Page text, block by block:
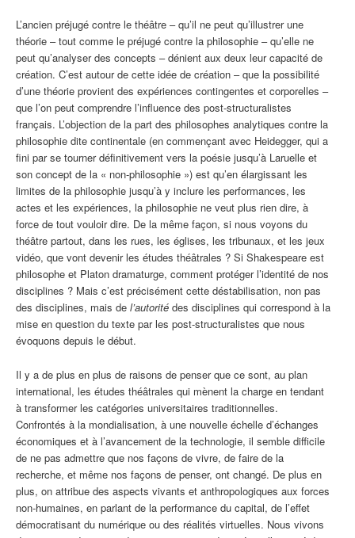
L’ancien préjugé contre le théâtre – qu’il ne peut qu’illustrer une
théorie – tout comme le préjugé contre la philosophie – qu’elle ne
peut qu’analyser des concepts – dénient aux deux leur capacité de
création. C’est autour de cette idée de création – que la possibilité
d’une théorie provient des expériences contingentes et corporelles –
que l’on peut comprendre l’influence des post-structuralistes
français. L’objection de la part des philosophes analytiques contre la
philosophie dite continentale (en commençant avec Heidegger, qui a
fini par se tourner définitivement vers la poésie jusqu’à Laruelle et
son concept de la « non-philosophie ») est qu’en élargissant les
limites de la philosophie jusqu’à y inclure les performances, les
actes et les expériences, la philosophie ne veut plus rien dire, à
force de tout vouloir dire. De la même façon, si nous voyons du
théâtre partout, dans les rues, les églises, les tribunaux, et les jeux
vidéo, que vont devenir les études théâtrales ? Si Shakespeare est
philosophe et Platon dramaturge, comment protéger l’identité de nos
disciplines ? Mais c’est précisément cette déstabilisation, non pas
des disciplines, mais de l’autorité des disciplines qui correspond à la
mise en question du texte par les post-structuralistes que nous
évoquons depuis le début.
Il y a de plus en plus de raisons de penser que ce sont, au plan
international, les études théâtrales qui mènent la charge en tendant
à transformer les catégories universitaires traditionnelles.
Confrontés à la mondialisation, à une nouvelle échelle d’échanges
économiques et à l’avancement de la technologie, il semble difficile
de ne pas admettre que nos façons de vivre, de faire de la
recherche, et même nos façons de penser, ont changé. De plus en
plus, on attribue des aspects vivants et anthropologiques aux forces
non-humaines, en parlant de la performance du capital, de l’effet
démocratisant du numérique ou des réalités virtuelles. Nous vivons